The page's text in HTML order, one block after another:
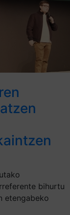
bihurtu
etengabeko